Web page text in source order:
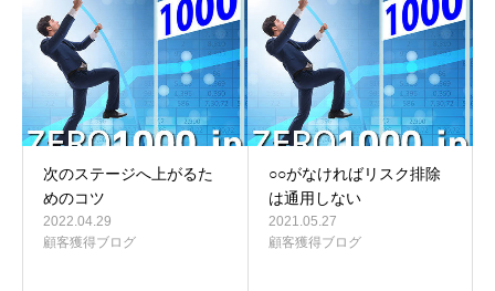
次のステージへ上がるた
めのコツ
2022.04.29
顧客獲得ブログ
○○がなければリスク排除
は通用しない
2021.05.27
顧客獲得ブログ